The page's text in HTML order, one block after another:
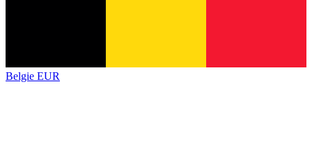
Belgie EUR